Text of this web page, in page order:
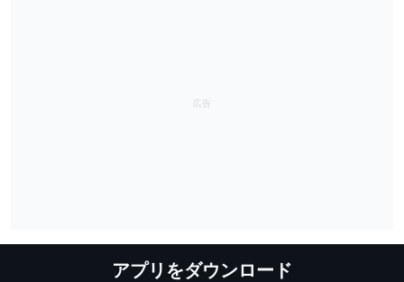
アプリをダウンロード